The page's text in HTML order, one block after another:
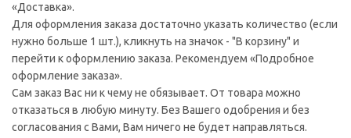
«Доставка».
Для оформления заказа достаточно указать количество (если
нужно больше 1 шт.), кликнуть на значок - "В корзину" и
перейти к оформлению заказа. Рекомендуем «Подробное
оформление заказа».
Сам заказ Вас ни к чему не обязывает. От товара можно
отказаться в любую минуту. Без Вашего одобрения и без
согласования с Вами, Вам ничего не будет направляться.